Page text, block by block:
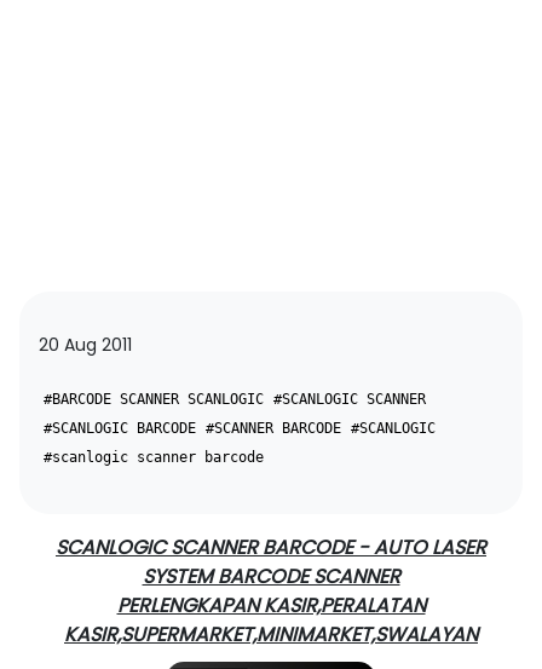
20 Aug 2011
#BARCODE SCANNER SCANLOGIC #SCANLOGIC SCANNER
#SCANLOGIC BARCODE #SCANNER BARCODE #SCANLOGIC
#scanlogic scanner barcode
SCANLOGIC SCANNER BARCODE - AUTO LASER
SYSTEM BARCODE SCANNER
PERLENGKAPAN KASIR,PERALATAN
KASIR,SUPERMARKET,MINIMARKET,SWALAYAN